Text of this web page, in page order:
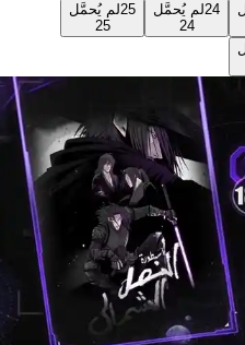
24لم يُحمَّل
24
25لم يُحمَّل
25